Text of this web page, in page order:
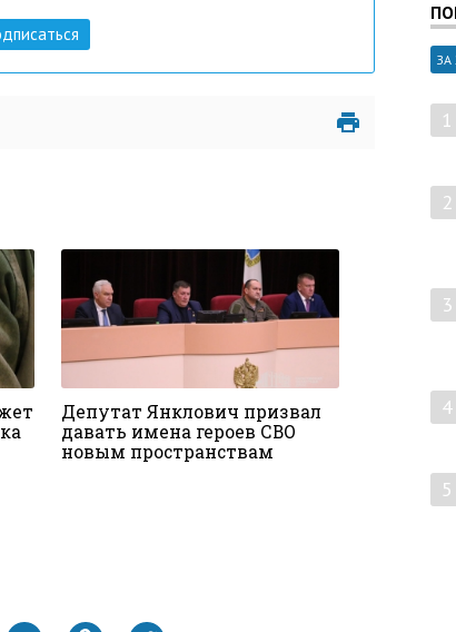
Депутат Янклович призвал
давать имена героев СВО
новым пространствам
ЗА
1
2
3
4
5